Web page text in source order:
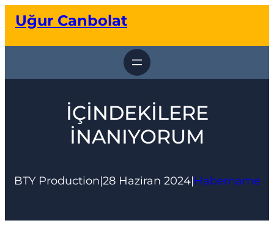
geçUğur Canbolat
İÇİNDEKİLERE
İNANIYORUM
BTY Production|28 Haziran 2024|Habername